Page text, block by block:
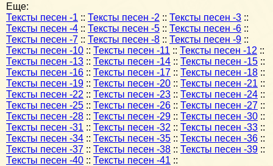
Еще:
Тексты песен -1 :: Тексты песен -2 :: Тексты песен -3 ::
Тексты песен -4 :: Тексты песен -5 :: Тексты песен -6 ::
Тексты песен -7 :: Тексты песен -8 :: Тексты песен -9 ::
Тексты песен -10 :: Тексты песен -11 :: Тексты песен -12 ::
Тексты песен -13 :: Тексты песен -14 :: Тексты песен -15 ::
Тексты песен -16 :: Тексты песен -17 :: Тексты песен -18 ::
Тексты песен -19 :: Тексты песен -20 :: Тексты песен -21 ::
Тексты песен -22 :: Тексты песен -23 :: Тексты песен -24 ::
Тексты песен -25 :: Тексты песен -26 :: Тексты песен -27 ::
Тексты песен -28 :: Тексты песен -29 :: Тексты песен -30 ::
Тексты песен -31 :: Тексты песен -32 :: Тексты песен -33 ::
Тексты песен -34 :: Тексты песен -35 :: Тексты песен -36 ::
Тексты песен -37 :: Тексты песен -38 :: Тексты песен -39 ::
Тексты песен -40 :: Тексты песен -41 ::